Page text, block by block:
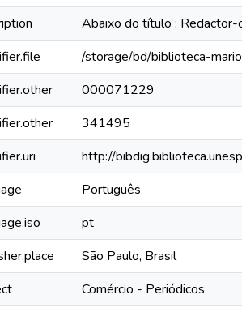
Abaixo do título :
/storage/bd/biblioteca-
000071229
341495
http://
Português
pt
São Paulo, Brasil
Comércio - Periódicos